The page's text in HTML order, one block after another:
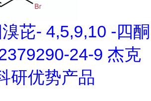
芘- 4,5,9,10 -四酮
24-9 杰克
研优势产品